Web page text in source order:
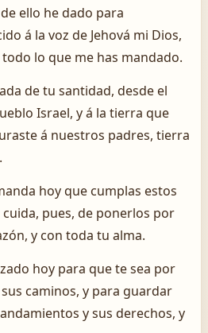
ello he dado para
á la voz de Jehová mi Dios,
lo que me has mandado.
de tu santidad, desde el
Israel, y á la tierra que
á nuestros padres, tierra
hoy que cumplas estos
pues, de ponerlos por
y con toda tu alma.
hoy para que te sea por
caminos, y para guardar
y sus derechos, y